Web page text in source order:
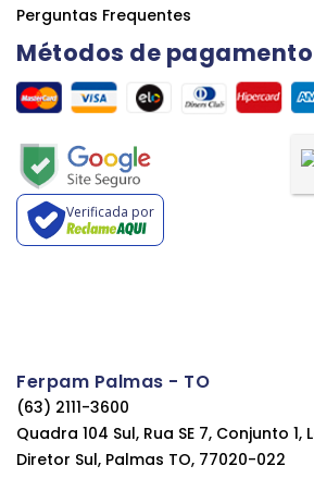
Perguntas Frequentes
Métodos de pagamento
Verificada por
Ferpam Palmas - TO
(63) 2111-3600
Quadra 104 Sul, Rua SE 7, Conjunto 1,
Diretor Sul, Palmas TO, 77020-022